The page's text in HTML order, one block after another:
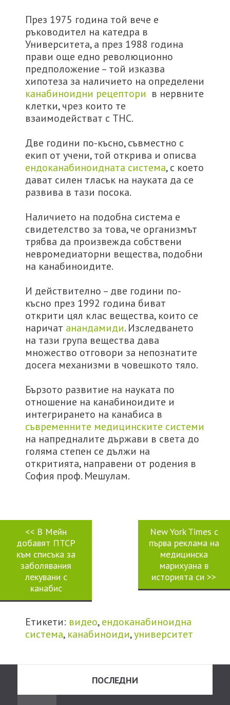
През 1975 година той вече е
ръководител на катедра в
Университета, а през 1988 година
прави още едно революционно
предположение – той изказва
хипотеза за наличието на определени
канабиноидни рецептори в нервните
клетки, чрез които те
взаимодействат с ТНС.
Две години по-късно, съвместно с
екип от учени, той открива и описва
ендоканабиноидната система, с което
дават силен тласък на науката да се
развива в тази посока.
Наличието на подобна система е
свидетелство за това, че организмът
трябва да произвежда собствени
невромедиаторни вещества, подобни
на канабиноидите.
И действително – две години по-
късно през 1992 година биват
открити цял клас вещества, които се
наричат анандамиди. Изследването
на тази група вещества дава
множество отговори за непознатите
досега механизми в човешкото тяло.
Бързото развитие на науката по
отношение на канабиноидите и
интегрирането на канабиса в
съвременните медицинските системи
на напредналите държави в света до
голяма степен се дължи на
откритията, направени от родения в
София проф. Мешулам.
<< В Мейн
добавят ПТСР
към списъка за
заболявания
лекувани с
канабис
New York Times с
първа реклама на
медицинска
марихуана в
историята си>>
Етикети: видео,ендоканабиноидна
система, канабиноиди,университет
ПОСЛЕДНИ